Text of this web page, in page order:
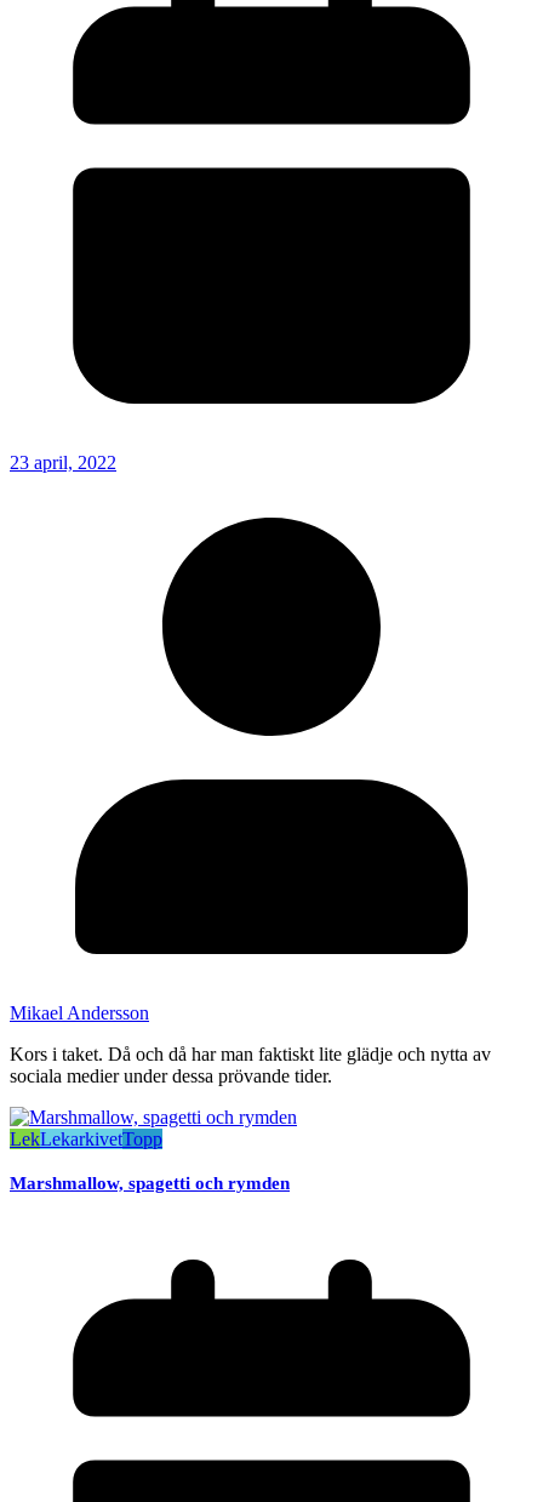
23 april, 2022
Mikael Andersson
Kors i taket. Då och då har man faktiskt lite glädje och nytta av
sociala medier under dessa prövande tider.
LekLekarkivetTopp
Marshmallow, spagetti och rymden